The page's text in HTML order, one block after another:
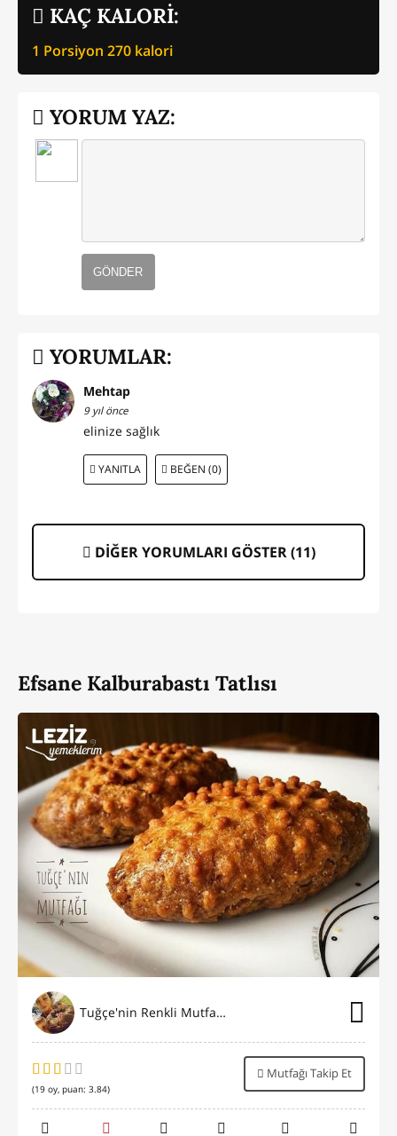
KAÇ KALORİ:
1 Porsiyon 270 kalori
YORUM YAZ:
GÖNDER
YORUMLAR:
Mehtap
9 yıl önce
elinize sağlık
YANITLA BEĞEN (0)
DİĞER YORUMLARI GÖSTER (11)
Efsane Kalburabastı Tatlısı
Tuğçe'nin Renkli Mutfağı⭐️
(19 oy, puan: 3.84)
Mutfağı Takip Et